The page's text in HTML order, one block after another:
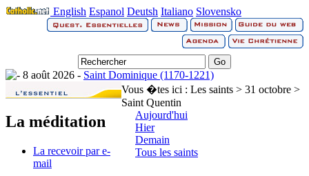
English Espanol Deutsh Italiano Slovensko
8 août 2026 - Saint Dominique (1170-1221)
La méditation
La recevoir par e-
mail
Vous �tes ici : Les saints > 31 octobre >
Saint Quentin
Aujourd'hui
Hier
Demain
Tous les saints